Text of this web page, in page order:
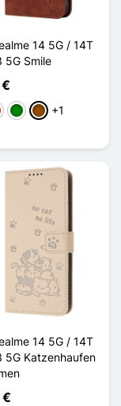
14 5G / 14T
5G Smile
GrünBraun
+1
14 5G / 14T
5G Katzenhaufen